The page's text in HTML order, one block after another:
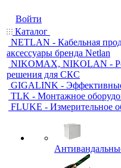
Войти
Каталог
NETLAN - Кабельная
аксессуары бренда Netlan
NIKOMAX, NIKOLAN -
решения для СКС
GIGALINK -
TLK - Монтажное
FLUKE - Измерительное